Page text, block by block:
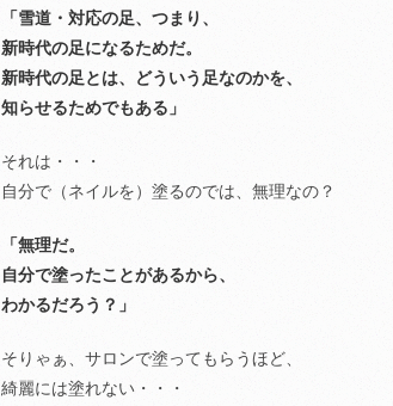
「雪道・対応の足、つまり、
新時代の足になるためだ。
新時代の足とは、どういう足なのかを、
知らせるためでもある」
それは・・・
自分で（ネイルを）塗るのでは、無理なの？
「無理だ。
自分で塗ったことがあるから、
わかるだろう？」
そりゃぁ、サロンで塗ってもらうほど、
綺麗には塗れない・・・